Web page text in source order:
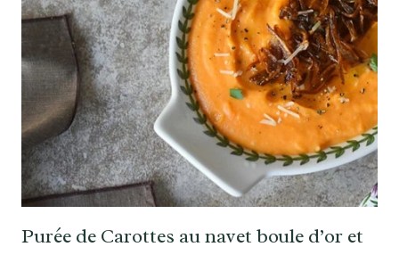
Purée de Carottes au navet boule d’or et